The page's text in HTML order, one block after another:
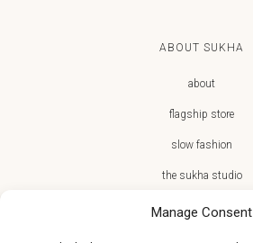
Manage Consent
ABOUT SUKHA
about
flagship store
slow fashion
the sukha studio